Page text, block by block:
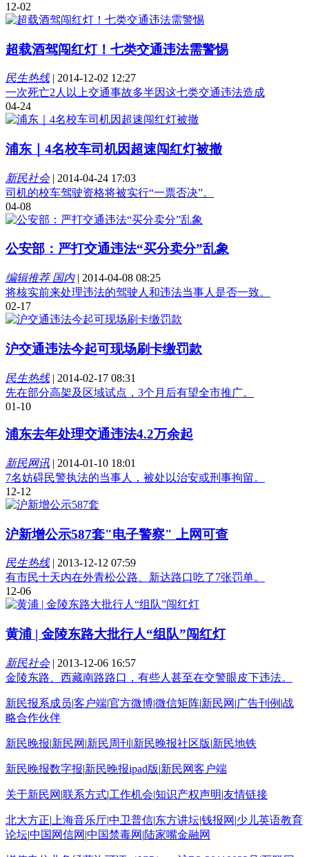
12-02
超载酒驾闯红灯！七类交通违法需警惕
民生热线| 2014-12-02 12:27
一次死亡2人以上交通事故多半因这七类交通违法造成
04-24
浦东｜4名校车司机因超速闯红灯被撤
新民社会| 2014-04-24 17:03
司机的校车驾驶资格将被实行“一票否决”。
04-08
公安部：严打交通违法“买分卖分”乱象
编辑推荐 国内| 2014-04-08 08:25
将核实前来处理违法的驾驶人和违法当事人是否一致。
02-17
沪交通违法今起可现场刷卡缴罚款
民生热线| 2014-02-17 08:31
先在部分高架及区域试点，3个月后有望全市推广。
01-10
浦东去年处理交通违法4.2万余起
新民网讯 | 2014-01-10 18:01
7名妨碍民警执法的当事人，被处以治安或刑事拘留。
12-12
沪新增公示587套"电子警察" 上网可查
民生热线| 2013-12-12 07:59
有市民十天内在外青松公路、新达路口吃了7张罚单。
12-06
黄浦 | 金陵东路大批行人“组队”闯红灯
新民社会| 2013-12-06 16:57
金陵东路、西藏南路路口，有些人甚至在交警眼皮下违法。
新民报系成员|客户端|官方微博|微信矩阵|新民网 |广告刊例 |战
略合作伙伴
新民晚报|新民网 |新民周刊 |新民晚报社区版|新民地铁
新民晚报数字报|新民晚报ipad版|新民网客户端
关于新民网 |联系方式|工作机会|知识产权声明|友情链接
北大方正| 上海音乐厅|中卫普信|东方讲坛|钱报网 |少儿英语教育
论坛|中国网信网 |中国禁毒网 |陆家嘴金融网